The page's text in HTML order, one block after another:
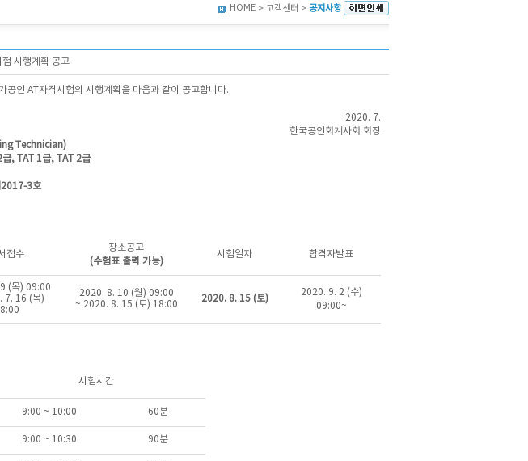
HOME > 고객센터 > 공지사항
시행계획 공고
공인 AT자격시험의 시행계획을 다음과 같이 공고합니다.
2020. 7.
한국공인회계사회 회장
Technician)
, TAT 1급, TAT 2급
2017-3호
접수
장소공고
(수험표 출력 가능)
시험일자 합격자발표
(목) 09:00
7. 16 (목)
2020. 8. 10 (월) 09:00
~ 2020. 8. 15 (토) 18:00
2020. 8. 15 (토)
2020. 9. 2 (수)
09:00~
시험시간
9:00 ~ 10:00 60분
9:00 ~ 10:30 90분